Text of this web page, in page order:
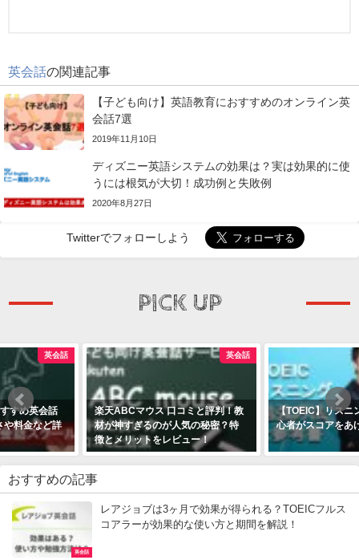
英会話の関連記事
【子ども向け】英語教育におすすめのオンライン英
会話7選
2019年11月10日
ディズニー英語システムの効果は？実は効果的に使
うには根気が大切！成功例と失敗例
2020年8月27日
Twitterでフォローしよう
PICK UP
英会話
楽天ABCマウス 口コミと評判！教
材が神すぎるのが人気の秘密？特
徴とメリットをレビュー！
【TOEIC】リスニング参考書8選 初
心者がスコアをあげる勉強方法
おすすめの記事
英会話
レアジョブは3ヶ月で効果が得られる？TOEICフルス
コアラーが効果的な使い方と期間を解説！